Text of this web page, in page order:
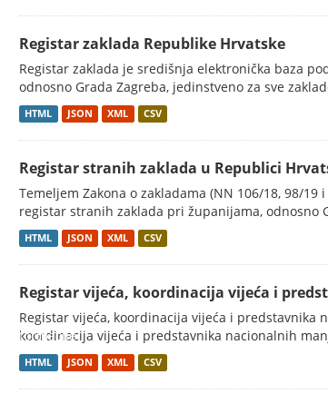
Registar zaklada Republike Hrvatske
Registar zaklada je središnja elektronička baza
odnosno Grada Zagreba, jedinstveno za sve
HTML JSON XML CSV
Registar stranih zaklada u Republici
Temeljem Zakona o zakladama (NN 106/18, 98/
registar stranih zaklada pri županijama, odnosno
HTML JSON XML CSV
Registar vijeća, koordinacija vijeća i
Registar vijeća, koordinacija vijeća i
koordinacija vijeća i predstavnika nacionalnih
HTML JSON XML CSV